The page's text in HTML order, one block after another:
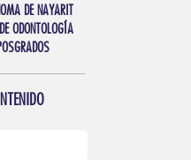
DE NAYARIT
ODONTOLOGÍA